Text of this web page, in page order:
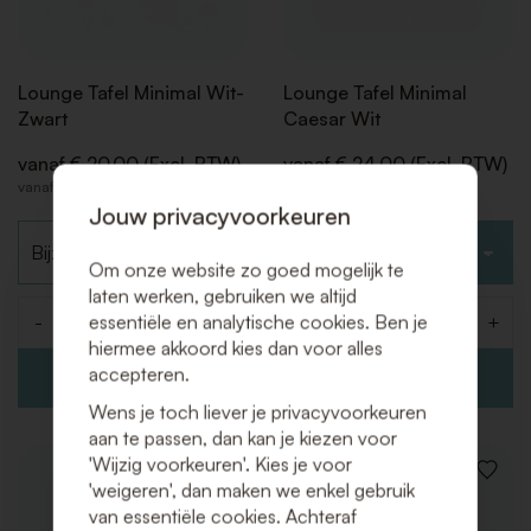
Lounge Tafel Minimal Wit-
Zwart
vanaf € 20,00 (Excl. BTW)
vanaf € 24,20 (Incl. BTW)
Kies type
- +
Lounge Tafel Minimal
Caesar Wit
vanaf € 24,00 (Excl. BTW)
Kies type
Aantal
- +
VOEG
TOE
AAN
VOEG
Jouw privacyvoorkeuren
Om onze website zo goed mogelijk te
laten werken, gebruiken we altijd
essentiële en analytische cookies. Ben je
hiermee akkoord kies dan voor alles
accepteren.
Wens je toch liever je privacyvoorkeuren
aan te passen, dan kan je kiezen voor
'Wijzig voorkeuren'. Kies je voor
'weigeren', dan maken we enkel gebruik
van essentiële cookies. Achteraf